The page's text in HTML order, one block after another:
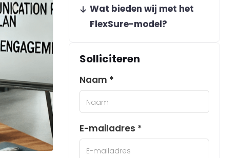
Wat bieden wij met het
FlexSure-model?
Solliciteren
Naam *
E-mailadres *